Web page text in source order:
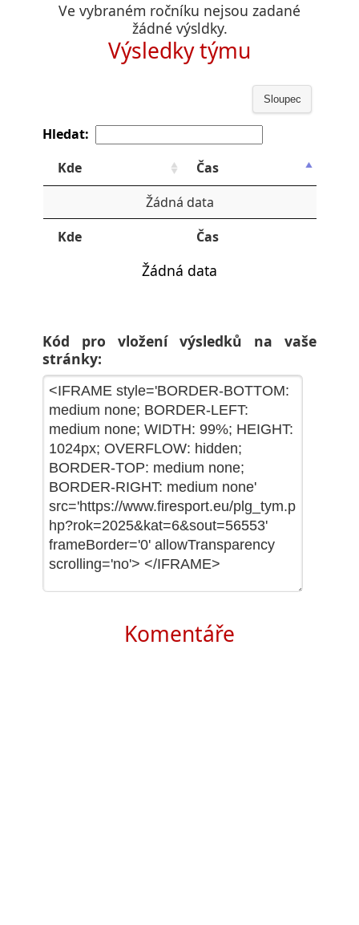
Ve vybraném ročníku nejsou zadané
žádné výsldky.
Výsledky týmu
Sloupec
Hledat:
Kde
Čas
Žádná data
Kde
Čas
Žádná data
Kód pro vložení výsledků na vaše
stránky:
Komentáře